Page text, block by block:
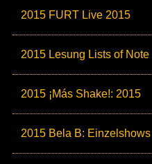
2015 FURT Live 2015
2015 Lesung Lists of Note
2015 ¡Más Shake!: 2015
2015 Bela B: Einzelshows